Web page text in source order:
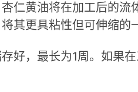
仁黄油将在加工后的
其更具粘性但可伸缩的
好，最长为1周。如果